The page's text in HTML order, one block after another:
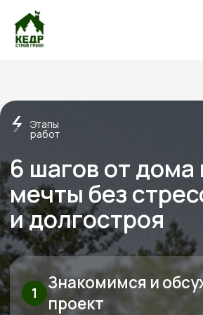
6 шагов от дома вашей
мечты без стресса
и долгостроя
Встречаемся онлайн или в офисе, слушаем ваши
пожелания, подбираем проекты под бюджет.
Рассказываем про материалы, этапы и нюансы
Знакомимся и обсуждаем
проект
Подбираем участок при